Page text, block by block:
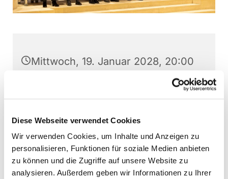
Diese Webseite verwendet Cookies
Wir verwenden Cookies, um Inhalte und Anzeigen zu
personalisieren, Funktionen für soziale Medien anbieten
zu können und die Zugriffe auf unsere Website zu
analysieren. Außerdem geben wir Informationen zu Ihrer
Mittwoch, 19. Januar 2028, 20:00
Schulstraße 22, 34260 Kaufungen
Gospel- und Jazzchor Kaufungen,
Martin Baumann (Leitung)